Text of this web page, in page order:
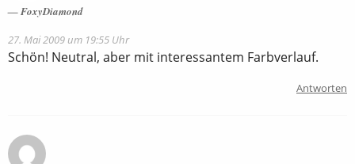
FoxyDiamond
27. Mai 2009 um 19:55 Uhr
Schön! Neutral, aber mit interessantem Farbverlauf.
Antworten